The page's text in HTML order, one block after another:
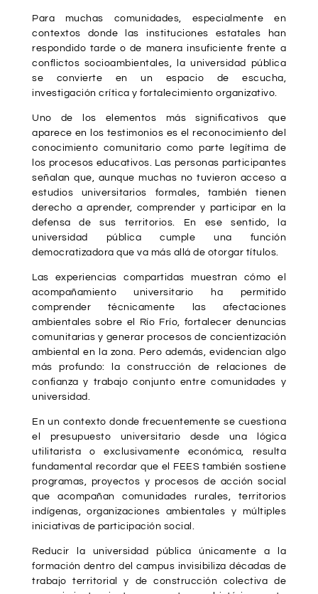
Para muchas comunidades, especialmente en
contextos donde las instituciones estatales han
respondido tarde o de manera insuficiente frente a
conflictos socioambientales, la universidad pública
se convierte en un espacio de escucha,
investigación crítica y fortalecimiento organizativo.
Uno de los elementos más significativos que
aparece en los testimonios es el reconocimiento del
conocimiento comunitario como parte legítima de
los procesos educativos. Las personas participantes
señalan que, aunque muchas no tuvieron acceso a
estudios universitarios formales, también tienen
derecho a aprender, comprender y participar en la
defensa de sus territorios. En ese sentido, la
universidad pública cumple una función
democratizadora que va más allá de otorgar títulos.
Las experiencias compartidas muestran cómo el
acompañamiento universitario ha permitido
comprender técnicamente las afectaciones
ambientales sobre el Río Frío, fortalecer denuncias
comunitarias y generar procesos de concientización
ambiental en la zona. Pero además, evidencian algo
más profundo: la construcción de relaciones de
confianza y trabajo conjunto entre comunidades y
universidad.
En un contexto donde frecuentemente se cuestiona
el presupuesto universitario desde una lógica
utilitarista o exclusivamente económica, resulta
fundamental recordar que el FEES también sostiene
programas, proyectos y procesos de acción social
que acompañan comunidades rurales, territorios
indígenas, organizaciones ambientales y múltiples
iniciativas de participación social.
Reducir la universidad pública únicamente a la
formación dentro del campus invisibiliza décadas de
trabajo territorial y de construcción colectiva de